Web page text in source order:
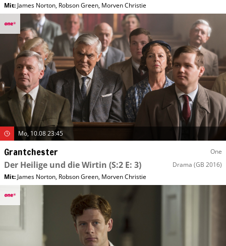
Mit: James Norton, Robson Green, Morven Christie
Mo, 10.08 23:45
Grantchester One
Der Heilige und die Wirtin (S:2 E: 3) Drama (GB 2016)
Mit: James Norton, Robson Green, Morven Christie